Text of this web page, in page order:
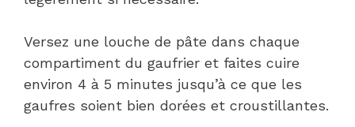
Versez une louche de pâte dans chaque
compartiment du gaufrier et faites cuire
environ 4 à 5 minutes jusqu’à ce que les
gaufres soient bien dorées et croustillantes.